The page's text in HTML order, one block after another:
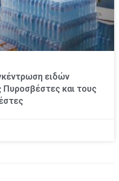
ειδών
Πυροσβέστες και τους